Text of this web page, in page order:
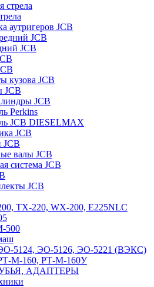
стрела
аутригеров JCB
JCB
JCB
кузова JCB
JCB
JCB
Perkins
JCB DIESELMAX
JCB
JCB
валы JCB
система JCB
JCB
TX-220, WX-200, E225NLC
500
ЭО-5124, ЭО-5126, ЭО-5221 (ВЭКС)
РТ-М-160, РТ-М-160У
АДАПТЕРЫ